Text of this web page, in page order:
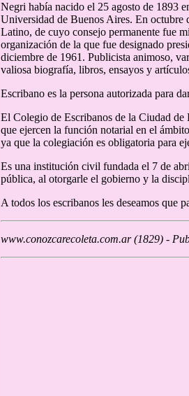
Negri había nacido el 25 agosto de 1893
Universidad de Buenos Aires. En
Latino, de cuyo consejo permanente fue
organización de la que fue designado
diciembre de 1961. Publicista animoso,
valiosa biografía, libros, ensayos y
Escribano es la persona autorizada para
El Colegio de Escribanos de la Ciudad de
que ejercen la función notarial en el
ya que la colegiación es obligatoria para
Es una institución civil fundada el 7 de
pública, al otorgarle el gobierno y la
A todos los escribanos les deseamos que
www.conozcarecoleta.com.ar (1829) -